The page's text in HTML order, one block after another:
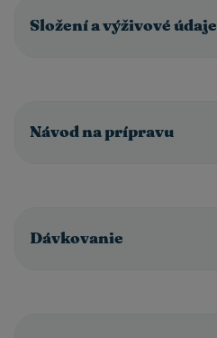
Složení a výživové údaje
Návod na prípravu
Dávkovanie